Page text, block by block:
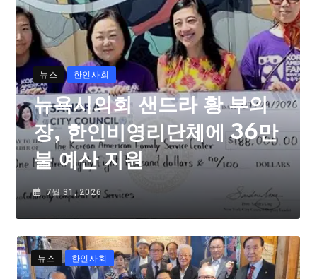
뉴스 한인사회
뉴욕시의회 샌드라 황 부의
장, 한인비영리단체에 36만
불 예산 지원
7월 31, 2026
뉴스 한인사회